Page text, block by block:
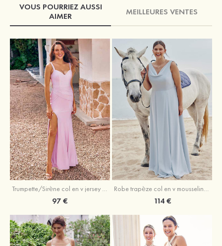
VOUS POURRIEZ AUSSI
AIMER
MEILLEURES VENTES
Trumpette/Sirène col en v jersey ras du sol robe de demoiselle d'honneur
97 €
Robe trapèze col en v mousseline ras du sol robe de demoiselle d'honneur
114 €